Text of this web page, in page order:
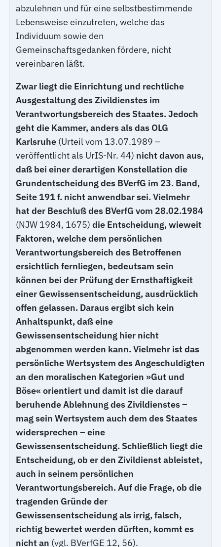
abzulehnen und für eine selbstbestimmende
Lebensweise einzutreten, welche das
Individuum sowie den
Gemeinschaftsgedanken fördere, nicht
vereinbaren läßt.
Zwar liegt die Einrichtung und rechtliche
Ausgestaltung des Zivildienstes im
Verantwortungsbereich des Staates. Jedoch
geht die Kammer, anders als das OLG
Karlsruhe (Urteil vom 13.07.1989 –
veröffentlicht als UrIS-Nr. 44) nicht davon aus,
daß bei einer derartigen Konstellation die
Grundentscheidung des BVerfG im 23. Band,
Seite 191 f. nicht anwendbar sei. Vielmehr
hat der Beschluß des BVerfG vom 28.02.1984
(NJW 1984, 1675)die Entscheidung, wieweit
Faktoren, welche dem persönlichen
Verantwortungsbereich des Betroffenen
ersichtlich fernliegen, bedeutsam sein
können bei der Prüfung der Ernsthaftigkeit
einer Gewissensentscheidung, ausdrücklich
offen gelassen. Daraus ergibt sich kein
Anhaltspunkt, daß eine
Gewissensentscheidung hier nicht
abgenommen werden kann. Vielmehr ist das
persönliche Wertsystem des Angeschuldigten
an den moralischen Kategorien »Gut und
Böse« orientiert und damit ist die darauf
beruhende Ablehnung des Zivildienstes –
mag sein Wertsystem auch dem des Staates
widersprechen – eine
Gewissensentscheidung. Schließlich liegt die
Entscheidung, ob er den Zivildienst ableistet,
auch in seinem persönlichen
Verantwortungsbereich. Auf die Frage, ob die
tragenden Gründe der
Gewissensentscheidung als irrig, falsch,
richtig bewertet werden dürften, kommt es
nicht an (vgl. BVerfGE 12, 56).